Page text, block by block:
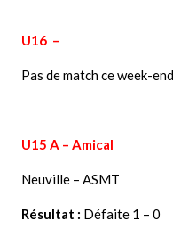
U16 –
Pas de match ce week-
U15 A – Amical
Neuville – ASMT
Résultat : Défaite 1 – 0